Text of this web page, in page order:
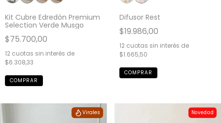
Kit Cubre Edredón Premium
Selection Verde Musgo
$75.700,00
12 cuotas sin interés de
$6.308,33
COMPRAR
Difusor Rest
$19.986,00
12 cuotas sin interés de
$1.665,50
Virales Novedad